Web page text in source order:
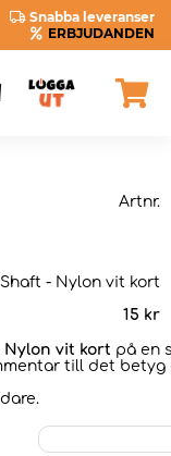
Snabba leveranser
ERBJUDANDEN
Artnr.
Shaft - Nylon vit kort
15 kr
Nylon vit kort på en
till det